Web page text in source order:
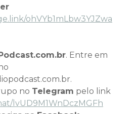
ohVYb1mLbw3YJZwa
. Entre em
no Telegram pelo link
lvUD9M1WnDczMGFh